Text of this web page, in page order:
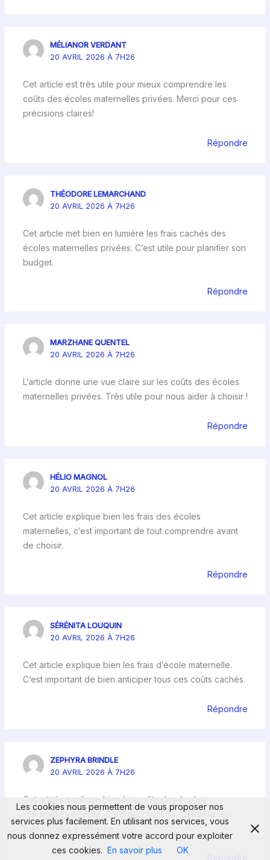
MÉLIANOR VERDANT
20 AVRIL 2026 À 7H26
Cet article est très utile pour mieux comprendre les
coûts des écoles maternelles privées. Merci pour ces
précisions claires!
Répondre
THÉODORE LEMARCHAND
20 AVRIL 2026 À 7H26
Cet article met bien en lumière les frais cachés des
écoles maternelles privées. C’est utile pour planifier son
budget.
Répondre
MARZHANE QUENTEL
20 AVRIL 2026 À 7H26
L’article donne une vue claire sur les coûts des écoles
maternelles privées. Très utile pour nous aider à choisir !
Répondre
HÉLIO MAGNOL
20 AVRIL 2026 À 7H26
Cet article explique bien les frais des écoles
maternelles, c’est important de tout comprendre avant
de choisir.
Répondre
SÉRÉNITA LOUQUIN
20 AVRIL 2026 À 7H26
Cet article explique bien les frais d’école maternelle.
C’est important de bien anticiper tous ces coûts cachés.
Répondre
ZEPHYRA BRINDLE
20 AVRIL 2026 À 7H26
Cet article explique bien les coûts des écoles
maternelles privées. C’est précieux de connaître les
frais cachés à l’avance.
Les cookies nous permettent de vous proposer nos
services plus facilement. En utilisant nos services, vous
nous donnez expressément votre accord pour exploiter
ces cookies. En savoir plus OK